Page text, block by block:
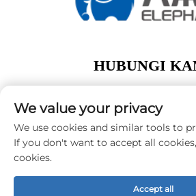
HUBUNGI
Jalan Dalong Guangzhou
Telp:+86-15119752340
E-Mail:[email protected]
We value your privacy
We use cookies and similar tools to
If you don't want to accept all
cookies.
Accept all